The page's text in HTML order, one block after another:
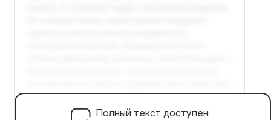
Полный текст доступен